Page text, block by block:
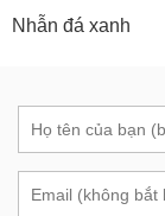
Nhẫn đá xanh